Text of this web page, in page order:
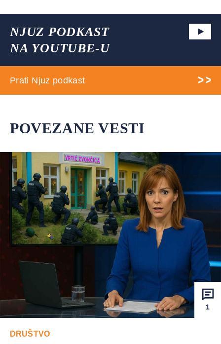
NJUZ PODKAST
NA YOUTUBE-U
Prati Njuz podkast
POVEZANE VESTI
1
DRUŠTVO